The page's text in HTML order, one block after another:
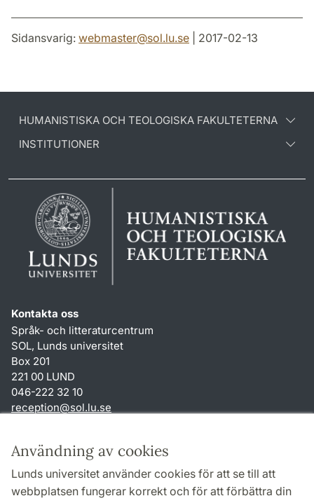
Användning av cookies
Lunds universitet använder cookies för att se till att
webbplatsen fungerar korrekt och för att förbättra din
Sidansvarig: webmaster@sol.lu.se | 2017-02-13
HUMANISTISKA OCH TEOLOGISKA FAKULTETERNA
INSTITUTIONER
Kontakta oss
Språk- och litteraturcentrum
SOL, Lunds universitet
Box 201
221 00 LUND
046-222 32 10
reception@sol.lu.se
Genvägar
Om webbplatsen och cookies
Behandling av personuppgifter